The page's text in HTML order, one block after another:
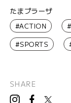
たまプラーザ
#ACTION
#SPORTS
SHARE